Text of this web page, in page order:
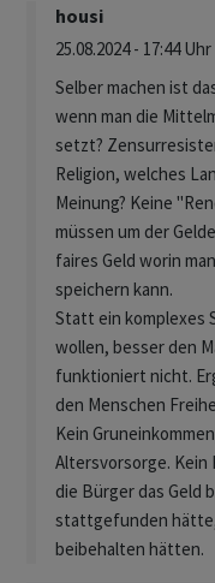
housi
25.08.2024 - 17:44 Uhr
Selber machen ist
wenn man die
setzt?
Religion, welches
Meinung? Keine
müssen um der
faires Geld worin
speichern kann.
Statt ein komplexes
wollen, besser den
funktioniert nicht.
den Menschen
Kein
Altersvorsorge. Kein
die Bürger das Geld
stattgefunden
beibehalten hätten.